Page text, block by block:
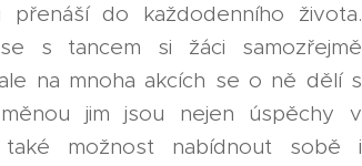
do každodenního života.
s tancem si žáci samozřejmě
na mnoha akcích se o ně dělí s
jim jsou nejen úspěchy v
možnost nabídnout sobě i